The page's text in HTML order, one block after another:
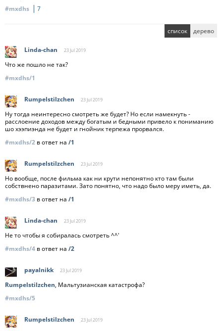
#mxdhs
7
список дерево
Linda-chan 23 Jul2019
Что же пошло не так?
#mxdhs/1
Rumpelstilzchen 23 Jul2019
Ну тогда неинтересно смотреть же будет? Но если намекнуть -
расслоение доходов между богатым и бедными привело к пониманию
шо хээпиэнда не будет и гнойник терпежа прорвался.
#mxdhs/2 в ответ на /1
Rumpelstilzchen 23 Jul2019
Но вообще, после фильма как ни крути непонятно кто там были
собствнено паразитами. Зато понятно, что надо было меру иметь, да.
#mxdhs/3 в ответ на /1
Linda-chan 23 Jul2019
Не то чтобы я собиралась смотреть ^^'
#mxdhs/4 в ответ на /2
payalnikk 23 Jul2019
Rumpelstilzchen, Мальтузианская катастрофа?
#mxdhs/5
Rumpelstilzchen 23 Jul2019